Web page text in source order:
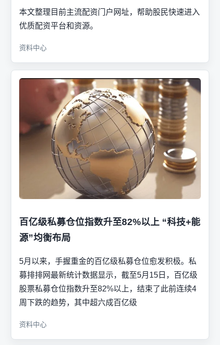
本文整理目前主流配资门户网址，帮助股民快速进入
优质配资平台和资源。
资料中心
百亿级私募仓位指数升至82%以上 “科技+能
源”均衡布局
5月以来，手握重金的百亿级私募仓位愈发积极。私
募排排网最新统计数据显示，截至5月15日，百亿级
股票私募仓位指数升至82%以上，结束了此前连续4
周下跌的趋势，其中超六成百亿级
资料中心